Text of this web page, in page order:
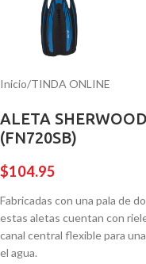
Inicio/TINDA ONLINE
ALETA
(FN720SB)
$104.95
Fabricadas con una pala de
estas aletas cuentan con
canal central flexible para
el agua.